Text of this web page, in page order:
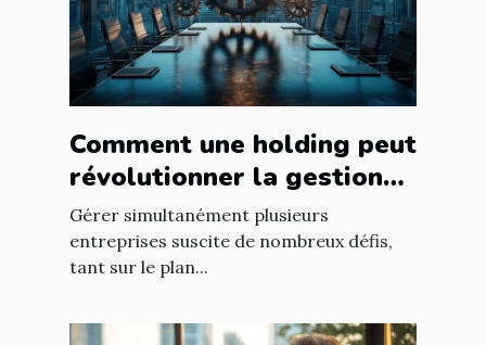
Comment une holding peut
révolutionner la gestion
d’entreprises multiples ?
Gérer simultanément plusieurs
entreprises suscite de nombreux défis,
tant sur le plan...